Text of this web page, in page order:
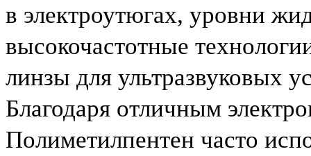
в электроутюгах, уровни
высокочастотные
линзы для ультразвуковых
Благодаря отличным
Полиметилпентен часто